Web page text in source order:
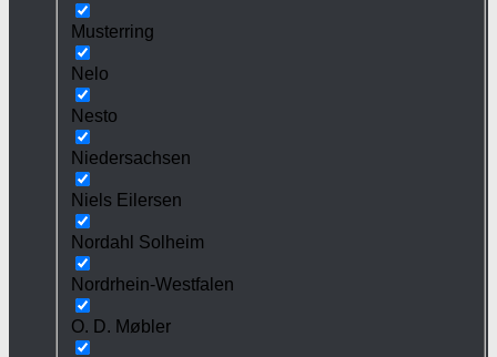
Musterring
Nelo
Nesto
Niedersachsen
Niels Eilersen
Nordahl Solheim
Nordrhein-Westfalen
O. D. Møbler